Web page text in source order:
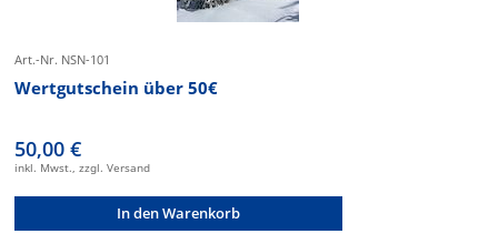
Art.-Nr. NSN-101
Wertgutschein über 50€
50,00 €
inkl. Mwst., zzgl. Versand
In den Warenkorb